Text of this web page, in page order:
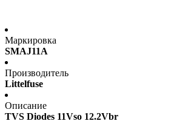
Маркировка
SMAJ11A
Производитель
Littelfuse
Описание
TVS Diodes 11Vso 12.2Vbr